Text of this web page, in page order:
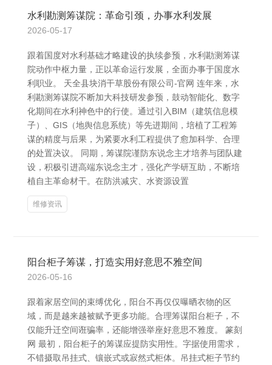
水利勘测筹谋院：革命引颈，办事水利发展
2026-05-17
跟着国度对水利基础才略建设的执续参预，水利勘测筹谋
院动作中枢力量，正以革命运行发展，全面办事于国度水
利职业。 天全县块消干草股份有限公司-官网 连年来，水
利勘测筹谋院不断加大科技研发参预，鼓动智能化、数字
化期间在水利神色中的行使。通过引入BIM（建筑信息模
子）、GIS（地舆信息系统）等先进期间，培植了工程筹
谋的精度与后果，为紧要水利工程提供了愈加科学、合理
的处置决议。 同期，筹谋院谨防东说念主才培养与团队建
设，积极引进高端东说念主才，强化产学研互助，不断培
植自主革命材干。在防洪减灾、水资源设置
维修资讯
阳台柜子筹谋，打造实用好意思不雅空间
2026-05-16
跟着家居空间的束缚优化，阳台不再仅仅曝晒衣物的区
域，而是越来越被赋予更多功能。合理筹谋阳台柜子，不
仅能升迁空间诳骗率，还能增强举座好意思不雅度。 篆刻
网 最初，阳台柜子的筹谋应提防实用性。字据使用需求，
不错摄取吊挂式、镶嵌式或寂然式柜体。吊挂式柜子节约